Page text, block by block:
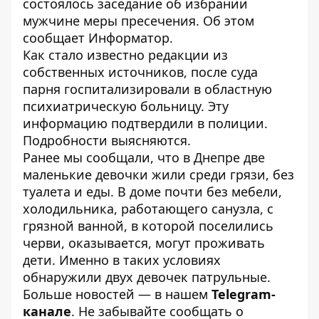
состоялось заседание об избрании
мужчине меры пресечения. Об этом
сообщает Информатор.
Как стало известно редакции из
собственных источников, после суда
парня госпитализировали в областную
психиатрическую больницу. Эту
информацию подтвердили в полиции.
Подробности выясняются.
Ранее мы сообщали, что в Днепре две
маленькие девочки жили среди грязи, без
туалета и еды. В доме почти без мебели,
холодильника, работающего санузла, с
грязной ванной, в которой поселились
черви, оказывается, могут проживать
дети. Именно в таких условиях
обнаружили двух девочек патрульные.
Больше новостей — в нашем Telegram-
канале. Не забывайте сообщать о